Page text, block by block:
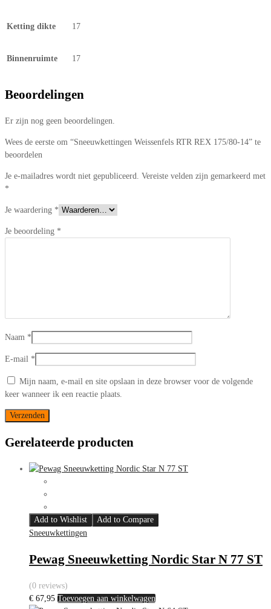
Ketting dikte 17
Binnenruimte 17
Beoordelingen
Er zijn nog geen beoordelingen.
Wees de eerste om “Sneeuwkettingen Weissenfels RTR REX 175/80-14” te
beoordelen
Je e-mailadres wordt niet gepubliceerd. Vereiste velden zijn gemarkeerd met
*
Je waardering *
Je beoordeling *
Naam *
E-mail *
Mijn naam, e-mail en site opslaan in deze browser voor de volgende
keer wanneer ik een reactie plaats.
Gerelateerde producten
Add to Wishlist
Add to Compare
Sneeuwkettingen
Pewag Sneeuwketting Nordic Star N 77 ST
(0 reviews)
€ 67,95 Toevoegen aan winkelwagen